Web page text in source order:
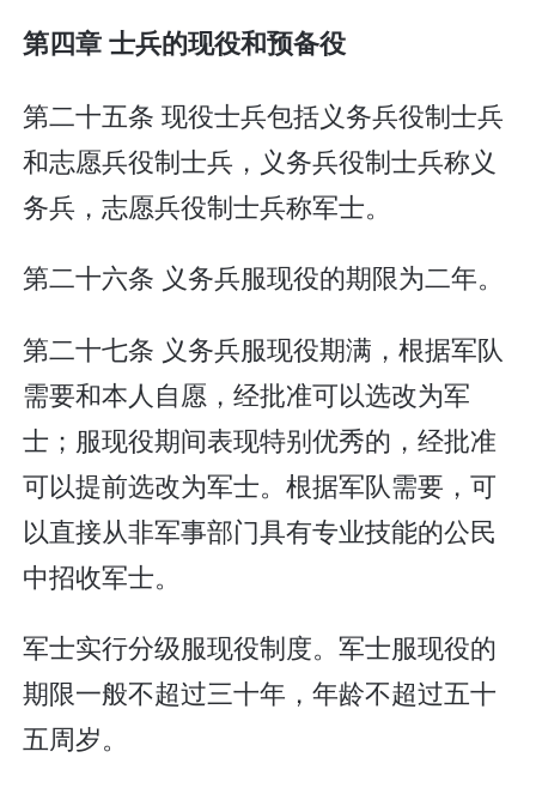
第四章 士兵的现役和预备役
第二十五条 现役士兵包括义务兵役制士兵
和志愿兵役制士兵，义务兵役制士兵称义
务兵，志愿兵役制士兵称军士。
第二十六条 义务兵服现役的期限为二年。
第二十七条 义务兵服现役期满，根据军队
需要和本人自愿，经批准可以选改为军
士；服现役期间表现特别优秀的，经批准
可以提前选改为军士。根据军队需要，可
以直接从非军事部门具有专业技能的公民
中招收军士。
军士实行分级服现役制度。军士服现役的
期限一般不超过三十年，年龄不超过五十
五周岁。